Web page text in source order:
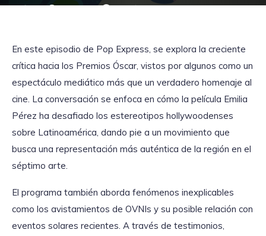
En este episodio de Pop Express, se explora la creciente
crítica hacia los Premios Óscar, vistos por algunos como un
espectáculo mediático más que un verdadero homenaje al
cine. La conversación se enfoca en cómo la película Emilia
Pérez ha desafiado los estereotipos hollywoodenses
sobre Latinoamérica, dando pie a un movimiento que
busca una representación más auténtica de la región en el
séptimo arte.
El programa también aborda fenómenos inexplicables
como los avistamientos de OVNIs y su posible relación con
eventos solares recientes. A través de testimonios,